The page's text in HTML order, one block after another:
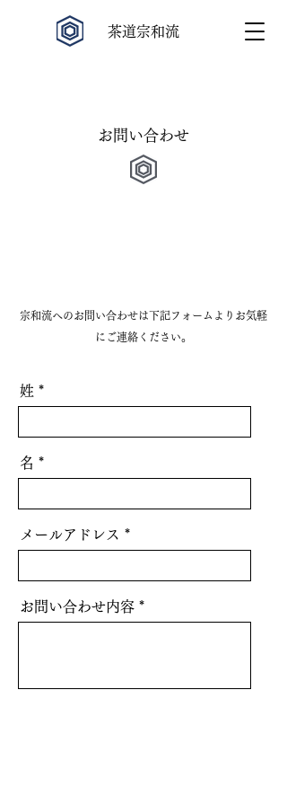
​茶道宗和流
お問い合わせ
宗和流へのお問い合わせは下記フォームよりお気軽
にご連絡ください。
姓
名
メールアドレス
お問い合わせ内容